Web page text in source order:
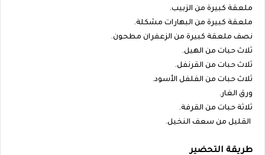
ملعقة كبيرة من الزبيب.
ملعقة كبيرة من البهارات مشكلة.
نصف ملعقة كبيرة من الزعفران مطحون.
ثلاث حبات من الهيل.
ثلاث حبات من القرنفل.
ثلاث حبات من الفلفل الأسود.
ورق الغار.
ثلاثة حبات من القرفة.
القليل من سعف النخيل.
طريقة التحضير